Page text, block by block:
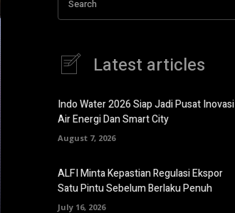
Search
Latest articles
Indo Water 2026 Siap Jadi Pusat Inovasi
Air Energi Dan Smart City
August 7, 2026
ALFI Minta Kepastian Regulasi Ekspor
Satu Pintu Sebelum Berlaku Penuh
July 16, 2026